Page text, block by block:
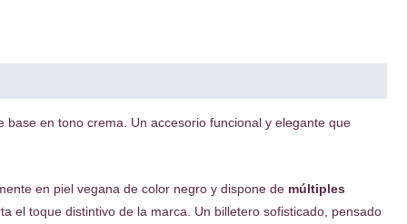
base en tono crema. Un accesorio funcional y elegante que
en piel vegana de color negro y dispone de múltiples
el toque distintivo de la marca. Un billetero sofisticado, pensado